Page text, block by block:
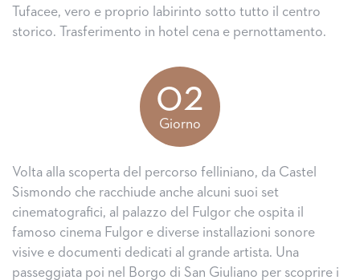
Tufacee, vero e proprio labirinto sotto tutto il centro
storico. Trasferimento in hotel cena e pernottamento.
02
Giorno
Volta alla scoperta del percorso felliniano, da Castel
Sismondo che racchiude anche alcuni suoi set
cinematografici, al palazzo del Fulgor che ospita il
famoso cinema Fulgor e diverse installazioni sonore
visive e documenti dedicati al grande artista. Una
passeggiata poi nel Borgo di San Giuliano per scoprire i